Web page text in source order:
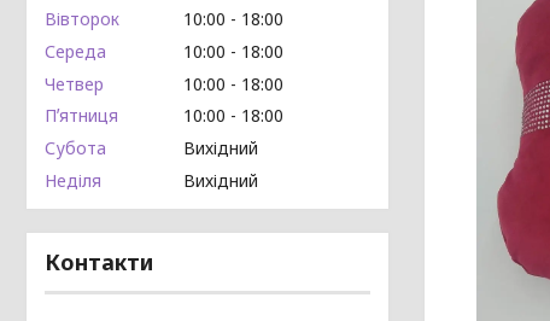
Вівторок
10:00
18:00
Середа
10:00
18:00
Четвер
10:00
18:00
Пʼятниця
10:00
18:00
Субота
Вихідний
Неділя
Вихідний
Контакти